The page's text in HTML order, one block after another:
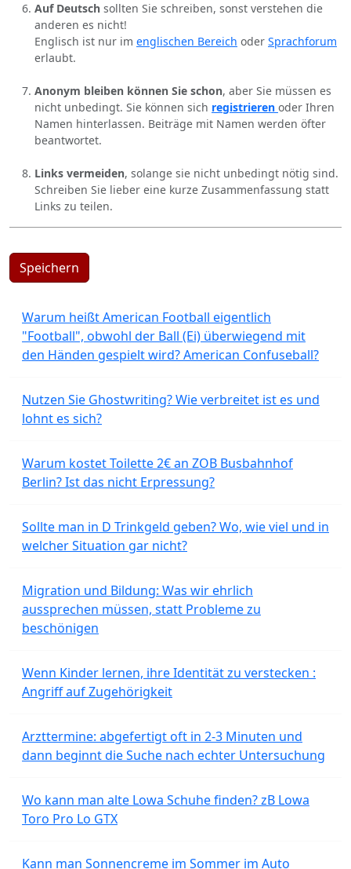
Auf Deutsch sollten Sie schreiben, sonst verstehen die
anderen es nicht!
Englisch ist nur im englischen Bereich oder Sprachforum
erlaubt.
Anonym bleiben können Sie schon, aber Sie müssen es
nicht unbedingt. Sie können sich registrieren oder Ihren
Namen hinterlassen. Beiträge mit Namen werden öfter
beantwortet.
Links vermeiden, solange sie nicht unbedingt nötig sind.
Schreiben Sie lieber eine kurze Zusammenfassung statt
Links zu teilen.
Speichern
Warum heißt American Football eigentlich
"Football", obwohl der Ball (Ei) überwiegend mit
den Händen gespielt wird? American Confuseball?
Nutzen Sie Ghostwriting? Wie verbreitet ist es und
lohnt es sich?
Warum kostet Toilette 2€ an ZOB Busbahnhof
Berlin? Ist das nicht Erpressung?
Sollte man in D Trinkgeld geben? Wo, wie viel und in
welcher Situation gar nicht?
Migration und Bildung: Was wir ehrlich
aussprechen müssen, statt Probleme zu
beschönigen
Wenn Kinder lernen, ihre Identität zu verstecken :
Angriff auf Zugehörigkeit
Arzttermine: abgefertigt oft in 2-3 Minuten und
dann beginnt die Suche nach echter Untersuchung
Wo kann man alte Lowa Schuhe finden? zB Lowa
Toro Pro Lo GTX
Kann man Sonnencreme im Sommer im Auto